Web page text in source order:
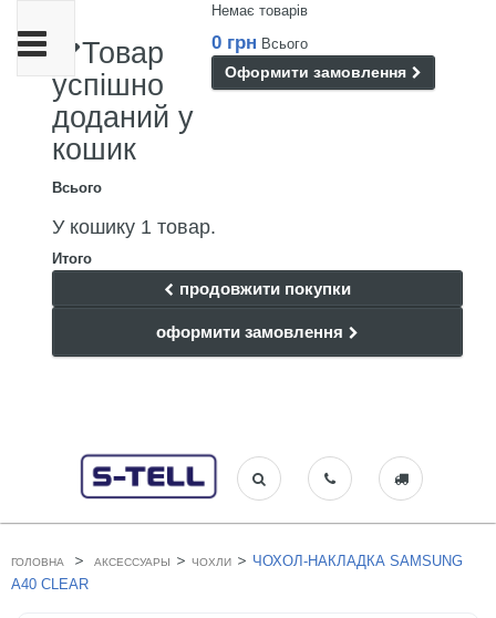
Немає товарів
0 грн Всього
Оформити замовлення
Товар
успішно
доданий у
кошик
Всього
У кошику 1 товар.
Итого
продовжити покупки
оформити замовлення
Toggle
navigation
ГОЛОВНА > АКСЕССУАРЫ > ЧОХЛИ > ЧОХОЛ-НАКЛАДКА SAMSUNG
A40 CLEAR